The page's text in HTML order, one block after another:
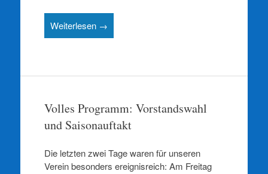
Weiterlesen →
Volles Programm: Vorstandswahl
und Saisonauftakt
Die letzten zwei Tage waren für unseren
Verein besonders ereignisreich: Am Freitag